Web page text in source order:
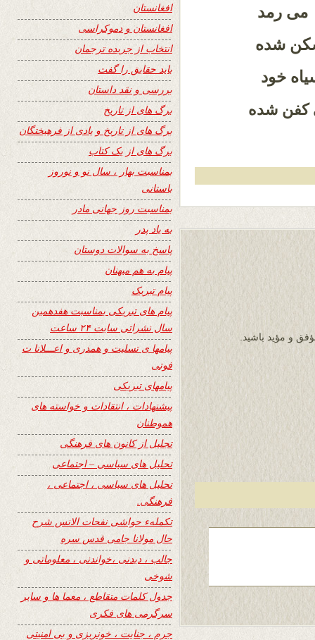
می رمد
شده
خود
کفن شده
و مؤید باشید.
افغانستان
افغانستان و دموکراسی
انتخاب از جریده ترجمان
باید حقایق را گفت
بررسی و نقد داستان
برگ های از تاریخ
برگ های از تاریخ و یادی از فرهیختگان
برگ های از یک کتاب
بمناسبت بهار ، سال نو و نوروز
باستانی
بمناسبت روز جهانی مادر
به یاد پدر
پاسخ به سوالات دوستان
پیام به هم میهنان
پیام تبریک
پیام های تبریکی بمناسبت هفدهمین
سال نشراتی سایت ۲۴ ساعت
پیامها ی تسلیت و همدری و اعـــلانا ت
فوتی
پیامهای تبریکی
پیشنهادات ، انتقادات و خواسته های
هموطنان
تجلیل از کانون های فرهنگی
تحلیل های سیاسی – اجتماعی
تحلیل های سیاسی ، اجتماعی ،
فرهنگی.
تکملهء حواشی نفحات الانس شرح
حال مولانا جامی قدس سره
جالب ، دیدنی ،خواندنی ، معلوماتی و
شوخی
جدول کلمات متقاطع ، معما ها و سایر
سرگرمی های فکری
جرم ، جنایت ، خونریزی و بی امنیتی